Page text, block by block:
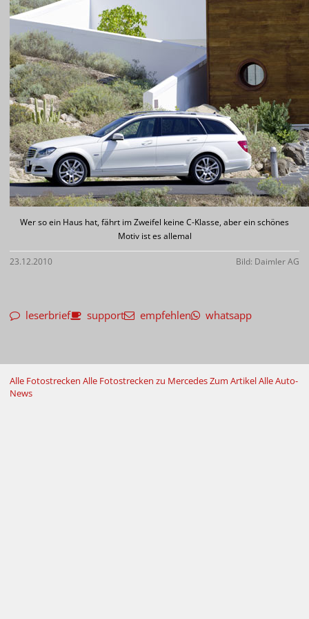
Wer so ein Haus hat, fährt im Zweifel keine C-Klasse, aber ein schönes
Motiv ist es allemal
23.12.2010 Bild: Daimler AG
leserbrief support empfehlen whatsapp
Alle Fotostrecken Alle Fotostrecken zu MercedesZum ArtikelAlle Auto-
News